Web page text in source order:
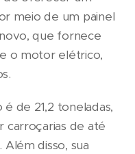
meio de um painel
que fornece
o motor elétrico,
de 21,2 toneladas,
carroçarias de até
disso, sua